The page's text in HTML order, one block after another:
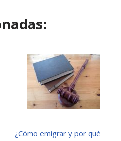
¿Cómo emigrar y por qué